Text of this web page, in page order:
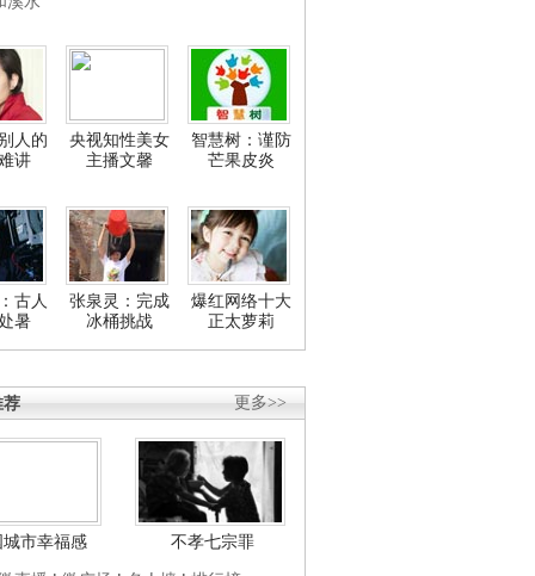
人的
讲
央视知性美女
主播文馨
智慧树：谨防
芒果皮炎
古人
暑
张泉灵：完成
冰桶挑战
爆红网络十大
正太萝莉
更多>>
荐
城市幸福感
不孝七宗罪